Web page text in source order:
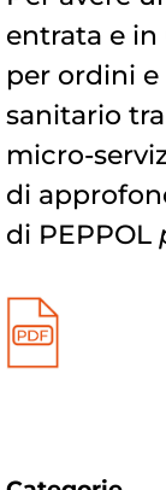
entrata e in
per ordini
sanitario
micro-
di
di PEPPOL